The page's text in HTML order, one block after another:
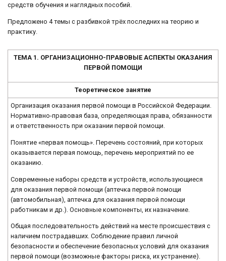
средств обучения и наглядных пособий.
Предложено 4 темы с разбивкой трёх последних на теорию и
практику.
ТЕМА 1. ОРГАНИЗАЦИОННО-ПРАВОВЫЕ АСПЕКТЫ ОКАЗАНИЯ
ПЕРВОЙ ПОМОЩИ
Теоретическое занятие
Организация оказания первой помощи в Российской Федерации.
Нормативно-правовая база, определяющая права, обязанности
и ответственность при оказании первой помощи.
Понятие «первая помощь». Перечень состояний, при которых
оказывается первая помощь, перечень мероприятий по ее
оказанию.
Современные наборы средств и устройств, использующиеся
для оказания первой помощи (аптечка первой помощи
(автомобильная), аптечка для оказания первой помощи
работникам и др.). Основные компоненты, их назначение.
Общая последовательность действий на месте происшествия с
наличием пострадавших. Соблюдение правил личной
безопасности и обеспечение безопасных условий для оказания
первой помощи (возможные факторы риска, их устранение).